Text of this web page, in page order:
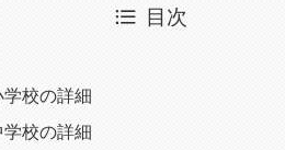
目次
校の詳細
校の詳細